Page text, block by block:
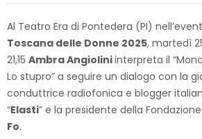
Al Teatro Era di Pontedera (PI)
Toscana delle Donne 2025, martedì
21,15 Ambra Angioliniinterpreta il
Lo stupro” a seguire un dialogo con la
conduttrice radiofonica e blogger
“Elasti” e la presidente della
Fo.